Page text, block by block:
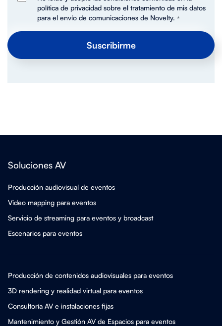
política de privacidad sobre el tratamiento de mis datos
para el envío de comunicaciones de Novelty. *
Soluciones AV
Producción audiovisual de eventos
Video mapping para eventos
Servicio de streaming para eventos y broadcast
Escenarios para eventos
Producción de contenidos audiovisuales para eventos
3D rendering y realidad virtual para eventos
Consultoría AV e instalaciones fijas
Mantenimiento y Gestión AV de Espacios para eventos